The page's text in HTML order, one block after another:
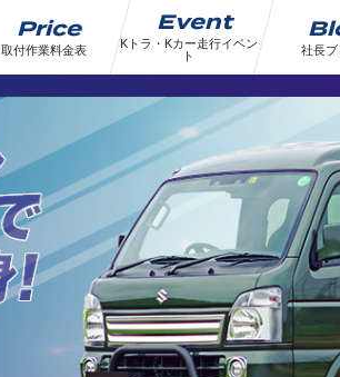
Price
取付作業料金表
Event
Kトラ・Kカー走行イベン
ト
社長